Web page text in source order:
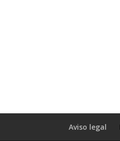
Aviso legal